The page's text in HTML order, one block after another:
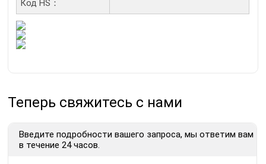
Код HS：
Теперь свяжитесь с нами
Введите подробности вашего запроса, мы ответим вам
в течение 24 часов.